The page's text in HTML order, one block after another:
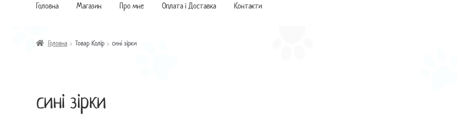
Головна Магазин Про мне Оплата і Доставка Контакти
Головна Товар Колір сині зірки
сині зірки